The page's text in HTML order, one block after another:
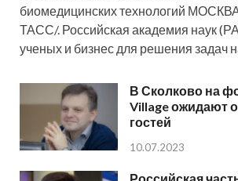
биомедицинских технологий
ТАСС/. Российская академия наук
ученых и бизнес для решения задач
В Сколково на
Village ожидают
гостей
10.07.2023